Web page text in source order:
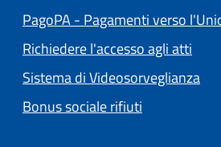
PagoPA - Pagamenti verso
Richiedere l'accesso agli atti
Sistema di Videosorveglianza
Bonus sociale rifiuti